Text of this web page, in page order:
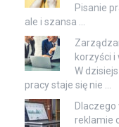
Pisanie
ale i szansa …
korzyści
W
pracy staje się nie …
reklamie